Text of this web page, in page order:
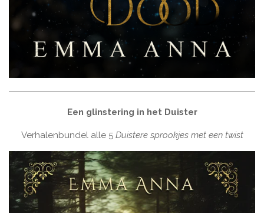
Een glinstering in het Duister
Verhalenbundel alle 5 Duistere sprookjes met een twist